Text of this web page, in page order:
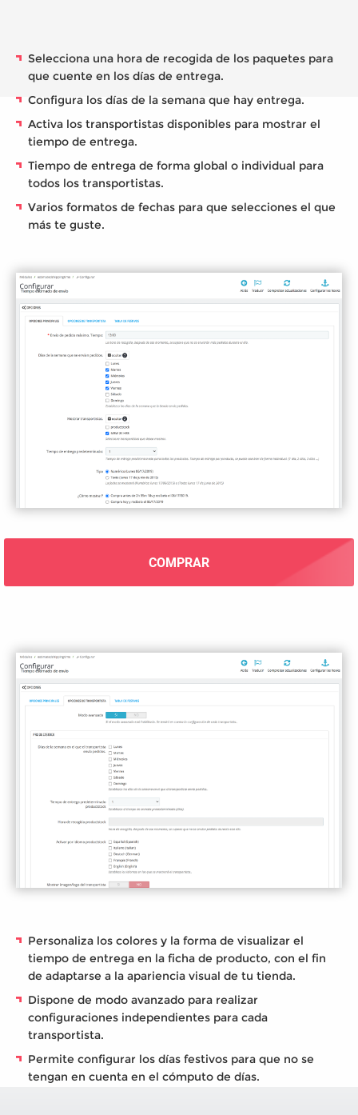
Selecciona una hora de recogida de los paquetes para
que cuente en los días de entrega.
Configura los días de la semana que hay entrega.
Activa los transportistas disponibles para mostrar el
tiempo de entrega.
Tiempo de entrega de forma global o individual para
todos los transportistas.
Varios formatos de fechas para que selecciones el que
más te guste.
COMPRAR
Personaliza los colores y la forma de visualizar el
tiempo de entrega en la ficha de producto, con el fin
de adaptarse a la apariencia visual de tu tienda.
Dispone de modo avanzado para realizar
configuraciones independientes para cada
transportista.
Permite configurar los días festivos para que no se
tengan en cuenta en el cómputo de días.